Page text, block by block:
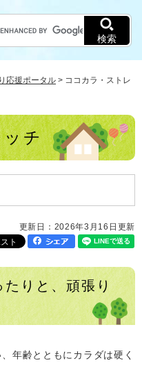
検索
応援ポータル > ココカラ・ストレ
ッチ
更新日：2026年3月16日更新
たりと、頑張り
年齢とともにカラダは硬く